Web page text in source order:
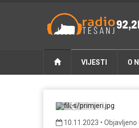
VIJESTI O
Previous
10.11.2023 • Objavljeno